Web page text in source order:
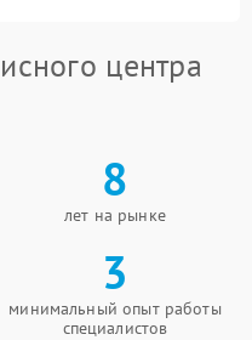
центра
8
лет на рынке
3
минимальный опыт работы
специалистов